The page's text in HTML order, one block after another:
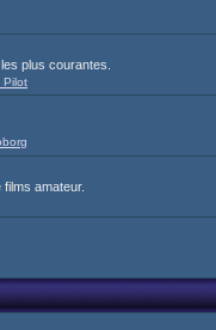
plus courantes.
Pilot
amateur.